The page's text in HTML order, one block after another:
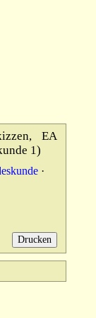
EA
1)
·